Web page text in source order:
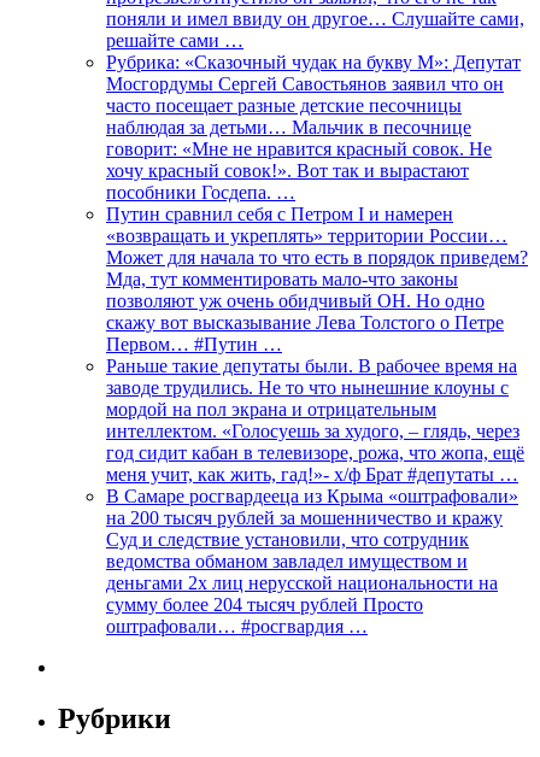
поняли и имел ввиду он другое… Слушайте сами,
решайте сами …
Рубрика: «Сказочный чудак на букву М»: Депутат
Мосгордумы Сергей Савостьянов заявил что он
часто посещает разные детские песочницы
наблюдая за детьми… Мальчик в песочнице
говорит: «Мне не нравится красный совок. Не
хочу красный совок!». Вот так и вырастают
пособники Госдепа. …
Путин сравнил себя с Петром I и намерен
«возвращать и укреплять» территории России…
Может для начала то что есть в порядок приведем?
Мда, тут комментировать мало-что законы
позволяют уж очень обидчивый ОН. Но одно
скажу вот высказывание Лева Толстого о Петре
Первом… #Путин …
Раньше такие депутаты были. В рабочее время на
заводе трудились. Не то что нынешние клоуны с
мордой на пол экрана и отрицательным
интеллектом. «Голосуешь за худого, – глядь, через
год сидит кабан в телевизоре, рожа, что жопа, ещё
меня учит, как жить, гад!»- х/ф Брат #депутаты …
В Самаре росгвардееца из Крыма «оштрафовали»
на 200 тысяч рублей за мошенничество и кражу
Суд и следствие установили, что сотрудник
ведомства обманом завладел имуществом и
деньгами 2х лиц нерусской национальности на
сумму более 204 тысяч рублей Просто
оштрафовали… #росгвардия …
Рубрики